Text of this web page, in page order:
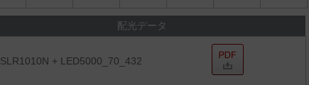
配光データ
SLR1010N + LED5000_70_432